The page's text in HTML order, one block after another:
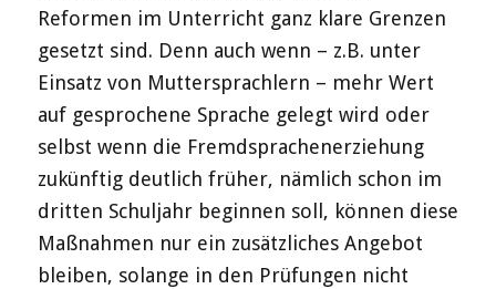
Reformen im Unterricht ganz klare Grenzen
gesetzt sind. Denn auch wenn – z.B. unter
Einsatz von Muttersprachlern – mehr Wert
auf gesprochene Sprache gelegt wird oder
selbst wenn die Fremdsprachenerziehung
zukünftig deutlich früher, nämlich schon im
dritten Schuljahr beginnen soll, können diese
Maßnahmen nur ein zusätzliches Angebot
bleiben, solange in den Prüfungen nicht